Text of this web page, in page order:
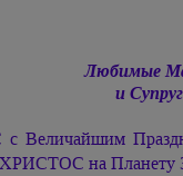
Любимые
и
с Величайшим
С на Планету